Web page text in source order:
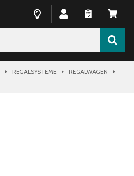
REGALSYSTEME
REGALWAGEN